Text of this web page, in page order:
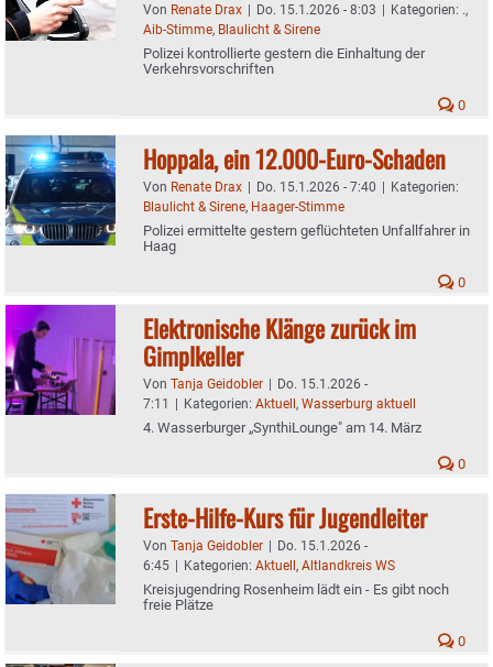
Von Renate Drax | Do. 15.1.2026 - 8:03 | Kategorien: .,
Aib-Stimme, Blaulicht & Sirene
Polizei kontrollierte gestern die Einhaltung der
Verkehrsvorschriften
0
Hoppala, ein 12.000-Euro-Schaden
Von Renate Drax | Do. 15.1.2026 - 7:40 | Kategorien:
Blaulicht & Sirene, Haager-Stimme
Polizei ermittelte gestern geflüchteten Unfallfahrer in
Haag
0
Elektronische Klänge zurück im
Gimplkeller
Von Tanja Geidobler | Do. 15.1.2026 -
7:11 | Kategorien: Aktuell, Wasserburg aktuell
4. Wasserburger „SynthiLounge" am 14. März
0
Erste-Hilfe-Kurs für Jugendleiter
Von Tanja Geidobler | Do. 15.1.2026 -
6:45 | Kategorien: Aktuell, Altlandkreis WS
Kreisjugendring Rosenheim lädt ein - Es gibt noch
freie Plätze
0